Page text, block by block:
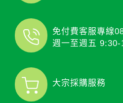
免付費客服專線
週一至週五
大宗採購服務